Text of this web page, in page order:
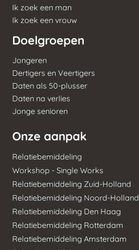
Ik zoek een man
Ik zoek een vrouw
Doelgroepen
Jongeren
Dertigers en Veertigers
Daten als 50-plusser
Daten na verlies
Jonge senioren
Onze aanpak
Relatiebemiddeling
Workshop - Single Works
Relatiebemiddeling Zuid-Holland
Relatiebemiddeling Noord-Holland
Relatiebemiddeling Den Haag
Relatiebemiddeling Rotterdam
Relatiebemiddeling Amsterdam